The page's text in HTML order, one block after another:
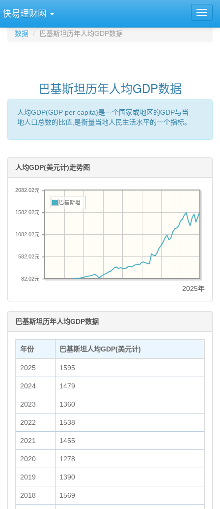
快易理财网
数据 巴基斯坦历年人均GDP数据
巴基斯坦历年人均GDP数据
人均GDP(GDP per capita)是一个国家或地区的GDP与当
地人口总数的比值,是衡量当地人民生活水平的一个指标。
人均GDP(美元计)走势图
82.02元
582.02元
1082.02元
1582.02元
2082.02元
巴基斯坦
2025年
巴基斯坦历年人均GDP数据
年份 巴基斯坦人均GDP(美元计)
2025 1595
2024 1479
2023 1360
2022 1538
2021 1455
2020 1278
2019 1390
2018 1569